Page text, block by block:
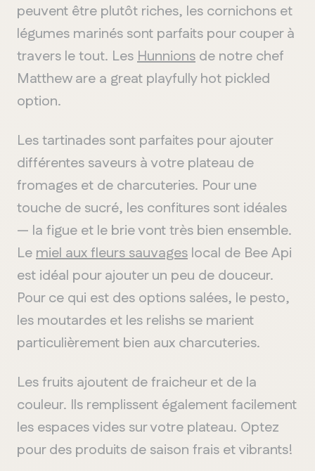
peuvent être plutôt riches, les cornichons et
légumes marinés sont parfaits pour couper à
travers le tout. LesHunnions de notre chef
Matthew are a great playfully hot pickled
option.
Les tartinades sont parfaites pour ajouter
différentes saveurs à votre plateau de
fromages et de charcuteries. Pour une
touche de sucré, les confitures sont idéales
— la figue et le brie vont très bien ensemble.
Lemiel aux fleurs sauvages local de Bee Api
est idéal pour ajouter un peu de douceur.
Pour ce qui est des options salées, le pesto,
les moutardes et les relishs se marient
particulièrement bien aux charcuteries.
Les fruits ajoutent de fraicheur et de la
couleur. Ils remplissent également facilement
les espaces vides sur votre plateau. Optez
pour des produits de saison frais et vibrants!